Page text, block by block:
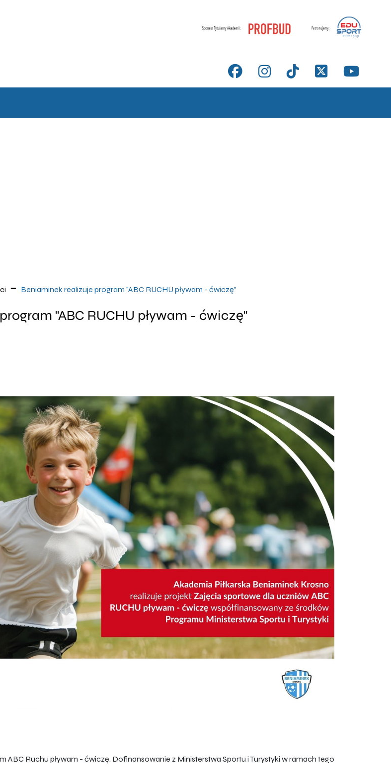
Beniaminek realizuje program "ABC RUCHU pływam - ćwiczę"
"ABC RUCHU pływam - ćwiczę"
ABC Ruchu pływam - ćwiczę. Dofinansowanie z Ministerstwa Sportu i Turystyki w ramach tego